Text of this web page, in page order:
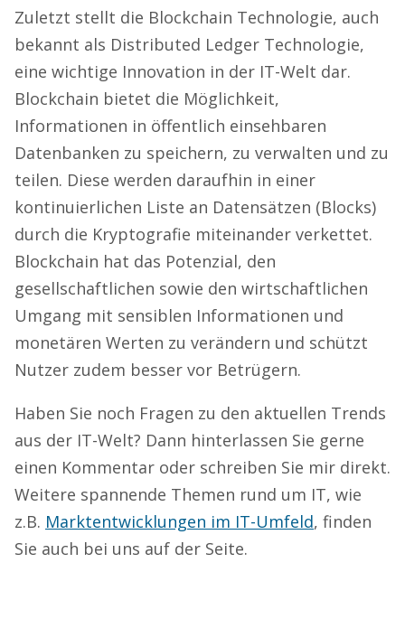
Zuletzt stellt die Blockchain Technologie, auch
bekannt als Distributed Ledger Technologie,
eine wichtige Innovation in der IT-Welt dar.
Blockchain bietet die Möglichkeit,
Informationen in öffentlich einsehbaren
Datenbanken zu speichern, zu verwalten und zu
teilen. Diese werden daraufhin in einer
kontinuierlichen Liste an Datensätzen (Blocks)
durch die Kryptografie miteinander verkettet.
Blockchain hat das Potenzial, den
gesellschaftlichen sowie den wirtschaftlichen
Umgang mit sensiblen Informationen und
monetären Werten zu verändern und schützt
Nutzer zudem besser vor Betrügern.
Haben Sie noch Fragen zu den aktuellen Trends
aus der IT-Welt? Dann hinterlassen Sie gerne
einen Kommentar oder schreiben Sie mir direkt.
Weitere spannende Themen rund um IT, wie
z.B. Marktentwicklungen im IT-Umfeld, finden
Sie auch bei uns auf der Seite.